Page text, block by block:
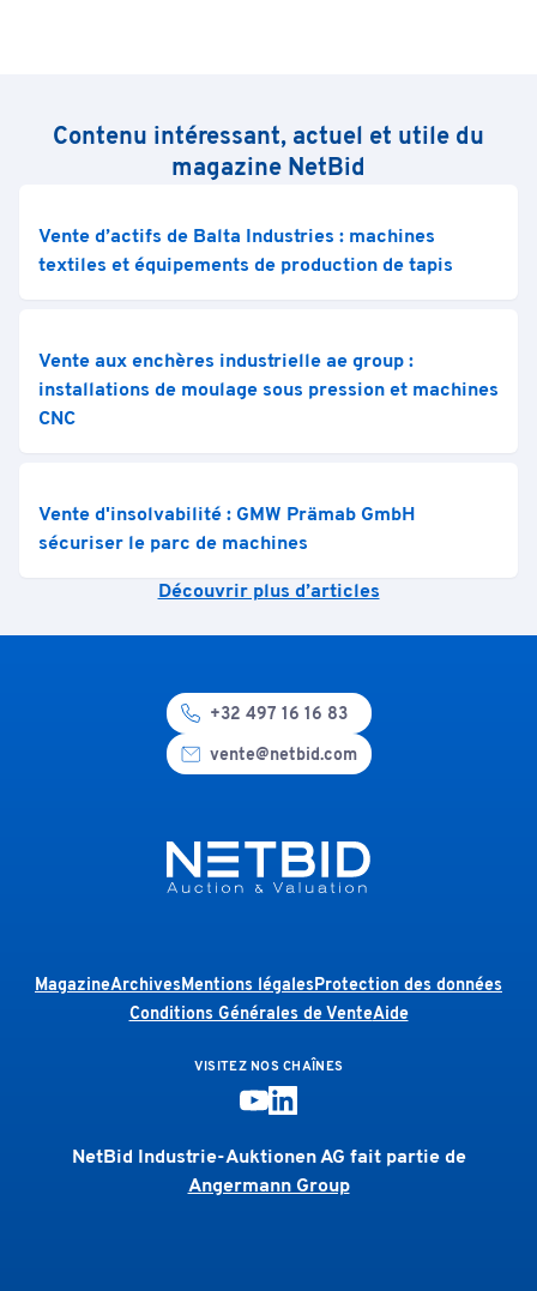
Contenu intéressant, actuel et utile du
magazine NetBid
Vente d’actifs de Balta Industries : machines
textiles et équipements de production de tapis
Vente aux enchères industrielle ae group :
installations de moulage sous pression et machines
CNC
Vente d'insolvabilité : GMW Prämab GmbH
sécuriser le parc de machines
Découvrir plus d’articles
+32 497 16 16 83
vente@netbid.com
MagazineArchivesMentions légalesProtection des données
Conditions Générales de VenteAide
VISITEZ NOS CHAÎNES
NetBid Industrie-Auktionen AG fait partie de
Angermann Group